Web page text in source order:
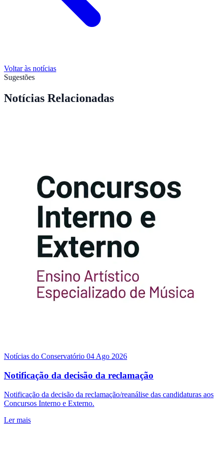
Voltar às notícias
Sugestões
Notícias Relacionadas
Notícias do Conservatório 04 Ago 2026
Notificação da decisão da reclamação
Notificação da decisão da reclamação/reanálise das candidaturas aos
Concursos Interno e Externo.
Ler mais